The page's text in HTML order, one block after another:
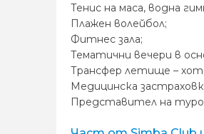
Тенис на маса, водна
Плажен волейбол;
Фитнес зала;
Тематични вечери в
Трансфер летище –
Медицинска
Представител на